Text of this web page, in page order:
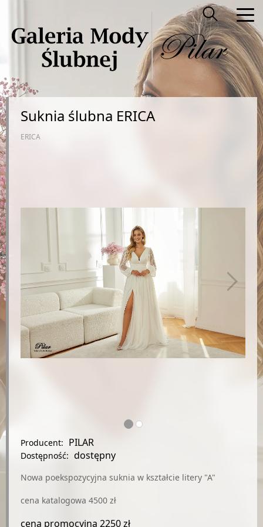
Suknia ślubna ERICA
ERICA
Producent: PILAR
Dostępność: dostępny
Nowa poekspozycyjna suknia w kształcie litery "A"
cena katalogowa 4500 zł
cena promocyjna 2250 zł